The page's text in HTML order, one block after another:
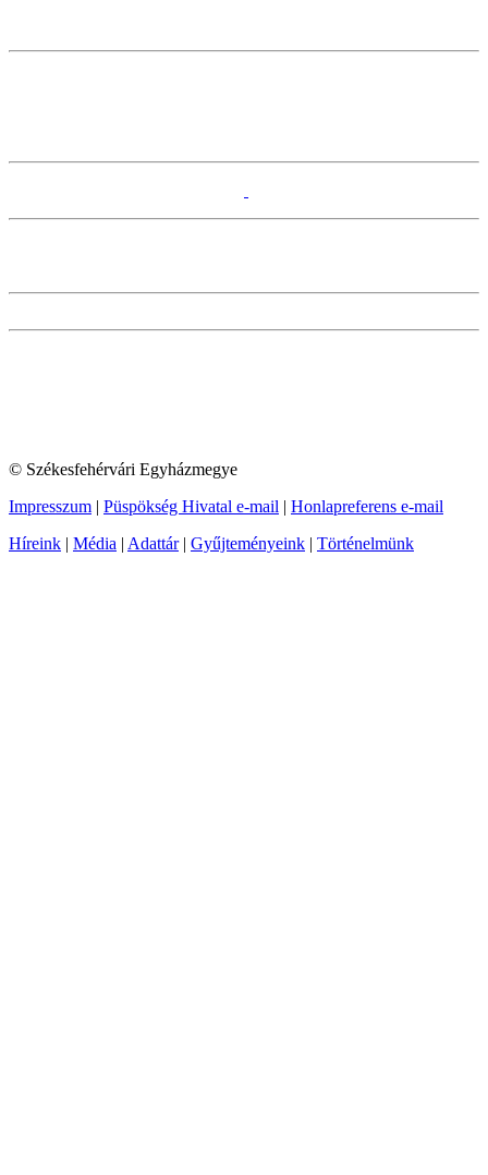
© Székesfehérvári Egyházmegye
Impresszum | Püspökség Hivatal e-mail | Honlapreferens e-mail
Híreink | Média | Adattár| Gyűjteményeink | Történelmünk